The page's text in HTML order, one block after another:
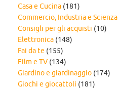
Casa e Cucina (181)
Commercio, Industria e Scienza
Consigli per gli acquisti (10)
Elettronica (148)
Fai da te (155)
Film e TV (134)
Giardino e giardinaggio (174)
Giochi e giocattoli (181)